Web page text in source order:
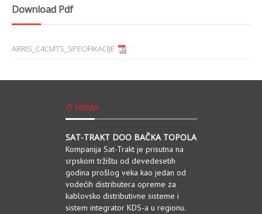
Download Pdf
ARRIS_C4CMTS_SPECIFIKACIJE
O NAMA
SAT-TRAKT DOO BAČKA TOPOLA
Kompanija Sat-Trakt je prisutna na
srpskom tržištu od devedesetih
godina prošlog veka kao jedan od
vodećih distributera opreme za
kablovsko distributivne sisteme i
sistem integrator KDS-a u regionu.